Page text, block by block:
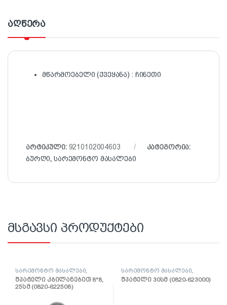
აღწერა
მწარმოებელი (ქვეყანა) : ჩინეთი
არტიკული: 9210102004603
კატეგორია:
ბურღი,სარემონტო მასალები
მსგავსი პროდუქტები
სარემონტო მასალები
შპატელი, საპრიალებელი,
ქაფჩა
შპატელი კბილანებით 8*8,
25სმ (0820-622508)
სარემონტო მასალები
შპატელი, საპრიალებელი,
ქაფჩა
შპატელი 30სმ (0820-623000)